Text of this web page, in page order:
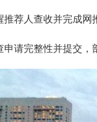
推荐人查收并完成网
申请完整性并提交，